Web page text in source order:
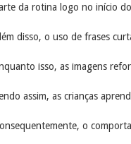
da rotina logo no início
disso, o uso de frases
isso, as imagens
assim, as crianças
o